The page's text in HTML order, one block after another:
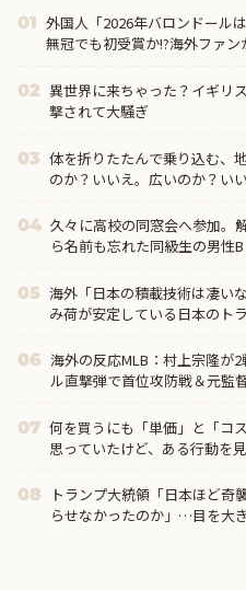
01 外国人「2026年バロンドール
無冠でも初受賞か!?海外ファン
02 異世界に来ちゃった？イギリ
撃されて大騒ぎ
03 体を折りたたんで乗り込む、
のか？いいえ。広いのか？い
04 久々に高校の同窓会へ参加。
ら名前も忘れた同級生の男性
05 海外「日本の積載技術は凄い
み荷が安定している日本のト
06 海外の反応MLB：村上宗隆が
ル直撃弾で首位攻防戦＆元監
07 何を買うにも「単価」と「コ
思っていたけど、ある行動を
08
トランプ大統領「日本ほど奇
らせなかったのか」…目を大